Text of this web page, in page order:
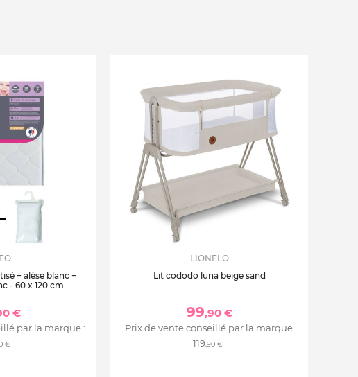
+ alèse blanc +
- 60 x 120 cm
€
par la marque :
€
LIONELO
Lit cododo luna beige sand
99,90 €
Prix de vente conseillé par la marque :
119,90 €